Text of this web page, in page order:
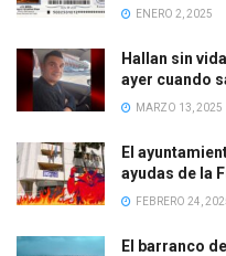
ENERO 2, 2025
Hallan sin
ayer cuando
MARZO 13, 2025
El
ayudas de la
FEBRERO 24,
El barranco